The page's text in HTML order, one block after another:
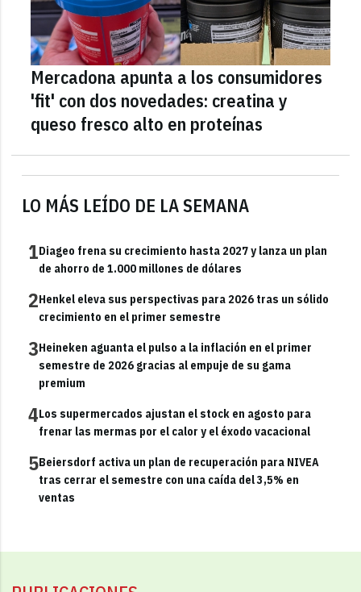
LO MÁS LEÍDO DE LA SEMANA
1Diageo frena su crecimiento hasta 2027 y lanza un plan
de ahorro de 1.000 millones de dólares
2Henkel eleva sus perspectivas para 2026 tras un sólido
crecimiento en el primer semestre
3Heineken aguanta el pulso a la inflación en el primer
semestre de 2026 gracias al empuje de su gama
premium
4Los supermercados ajustan el stock en agosto para
frenar las mermas por el calor y el éxodo vacacional
5Beiersdorf activa un plan de recuperación para NIVEA
tras cerrar el semestre con una caída del 3,5% en
ventas
Mercadona apunta a los consumidores
'fit' con dos novedades: creatina y
queso fresco alto en proteínas